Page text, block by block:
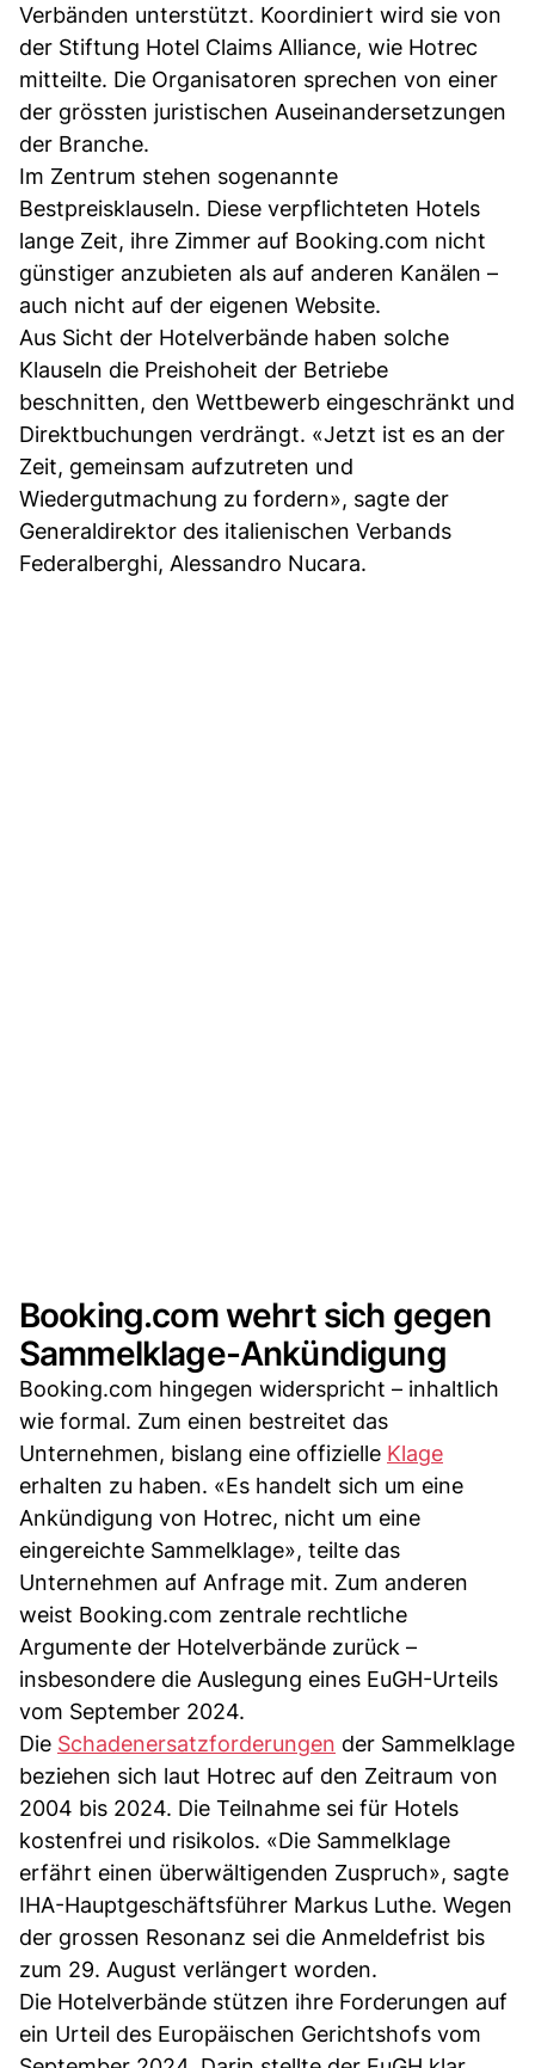
Verbänden unterstützt. Koordiniert wird sie von
der Stiftung Hotel Claims Alliance, wie Hotrec
mitteilte. Die Organisatoren sprechen von einer
der grössten juristischen Auseinandersetzungen
der Branche.
Im Zentrum stehen sogenannte
Bestpreisklauseln. Diese verpflichteten Hotels
lange Zeit, ihre Zimmer auf Booking.com nicht
günstiger anzubieten als auf anderen Kanälen –
auch nicht auf der eigenen Website.
Aus Sicht der Hotelverbände haben solche
Klauseln die Preishoheit der Betriebe
beschnitten, den Wettbewerb eingeschränkt und
Direktbuchungen verdrängt. «Jetzt ist es an der
Zeit, gemeinsam aufzutreten und
Wiedergutmachung zu fordern», sagte der
Generaldirektor des italienischen Verbands
Federalberghi, Alessandro Nucara.
Booking.com wehrt sich gegen
Sammelklage-Ankündigung
Booking.com hingegen widerspricht – inhaltlich
wie formal. Zum einen bestreitet das
Unternehmen, bislang eine offizielle Klage
erhalten zu haben. «Es handelt sich um eine
Ankündigung von Hotrec, nicht um eine
eingereichte Sammelklage», teilte das
Unternehmen auf Anfrage mit. Zum anderen
weist Booking.com zentrale rechtliche
Argumente der Hotelverbände zurück –
insbesondere die Auslegung eines EuGH-Urteils
vom September 2024.
Die Schadenersatzforderungen der Sammelklage
beziehen sich laut Hotrec auf den Zeitraum von
2004 bis 2024. Die Teilnahme sei für Hotels
kostenfrei und risikolos. «Die Sammelklage
erfährt einen überwältigenden Zuspruch», sagte
IHA-Hauptgeschäftsführer Markus Luthe. Wegen
der grossen Resonanz sei die Anmeldefrist bis
zum 29. August verlängert worden.
Die Hotelverbände stützen ihre Forderungen auf
ein Urteil des Europäischen Gerichtshofs vom